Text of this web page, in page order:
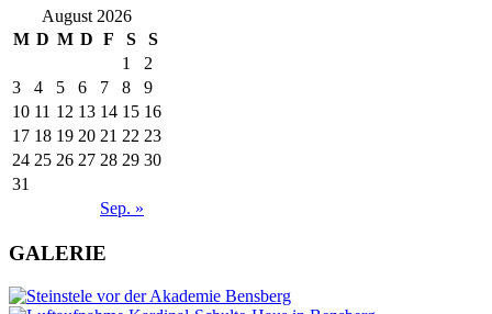
August 2026
M D M D F S S
Sep. »
1
2
3
4 5 6 7 8
9
10 11 12 13 14 15 16
17 18 19 20 21 22 23
24 25 26 27 28 29 30
31
GALERIE